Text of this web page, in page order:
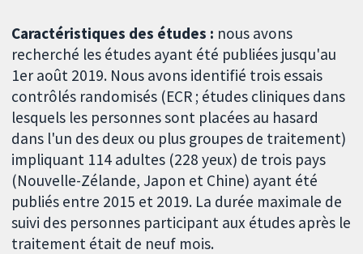
Caractéristiques des études : nous avons
recherché les études ayant été publiées jusqu'au
1er août 2019. Nous avons identifié trois essais
contrôlés randomisés (ECR ; études cliniques dans
lesquels les personnes sont placées au hasard
dans l'un des deux ou plus groupes de traitement)
impliquant 114 adultes (228 yeux) de trois pays
(Nouvelle-Zélande, Japon et Chine) ayant été
publiés entre 2015 et 2019. La durée maximale de
suivi des personnes participant aux études après le
traitement était de neuf mois.